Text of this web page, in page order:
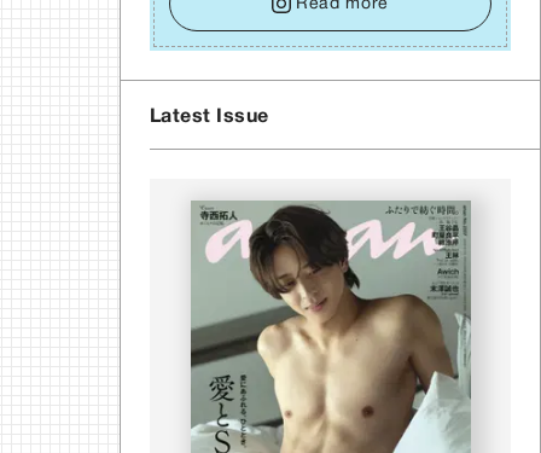
う。そのブレない決意が、あなたにとって有意義
で安定した成果を引き寄せます。
Read more
Latest Issue